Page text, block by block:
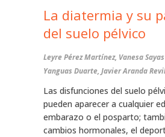
La diatermia y su papel en la
del suelo pélvico
Leyre Pérez Martínez, Vanesa
Yanguas Duarte, Javier Aranda
Las disfunciones del suelo
pueden aparecer a cualquier
embarazo o el posparto;
cambios hormonales, el